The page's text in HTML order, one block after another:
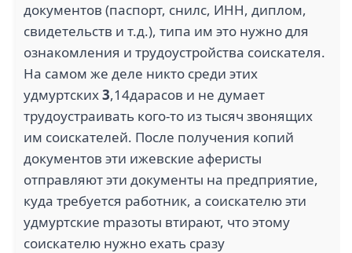
документов (паспорт, снилс, ИНН, диплом,
свидетельств и т.д.), типа им это нужно для
ознакомления и трудоустройства соискателя.
На самом же деле никто среди этих
удмуртских3,14дарасов и не думает
трудоустраивать кого-то из тысяч звонящих
им соискателей. После получения копий
документов эти ижевские аферисты
отправляют эти документы на предприятие,
куда требуется работник, а соискателю эти
удмуртские mразоты втирают, что этому
соискателю нужно ехать сразу